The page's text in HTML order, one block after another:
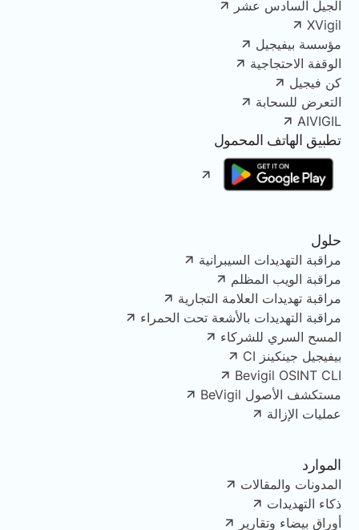
الجيل السادس عشر
XVigil
مؤسسة بيفيجيل
الوقفة الاحتجاجية
كن فيجيل
التعرض للسحابة
AIVIGIL
تطبيق الهاتف المحمول
حلول
مراقبة التهديدات السيبرانية
مراقبة الويب المظلم
مراقبة تهديدات العلامة التجارية
مراقبة التهديدات بالأشعة تحت الحمراء
المسح السري للشركاء
بيفيجيل جينكينز CI
Bevigil OSINT CLI
مستكشف الأصول BeVigil
عمليات الإزالة
الموارد
المدونات والمقالات
ذكاء التهديدات
أوراق بيضاء وتقارير